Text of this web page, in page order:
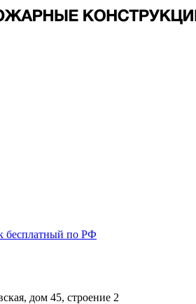
бесплатный по РФ
дом 45, строение 2